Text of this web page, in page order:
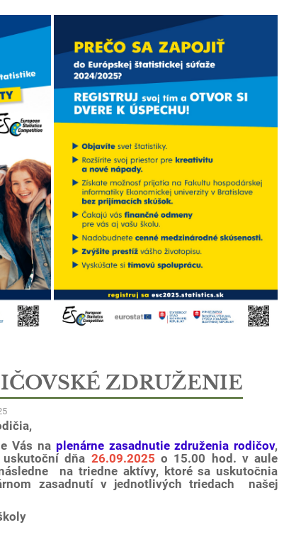
ZDRUŽENIE
Vás na plenárne zasadnutie združenia rodičov,
dňa 26.09.2025 o 15.00 hod. v aule
na triedne aktívy, ktoré sa uskutočnia
zasadnutí v jednotlivých triedach našej